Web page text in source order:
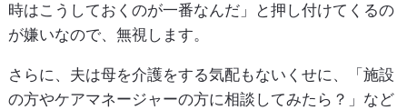
時はこうしておくのが一番なんだ」と押し付けてくるの
が嫌いなので、無視します。
さらに、夫は母を介護をする気配もないくせに、「施設
の方やケアマネージャーの方に相談してみたら？」など